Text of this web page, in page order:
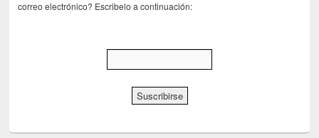
correo electrónico? Escribelo a continuación: